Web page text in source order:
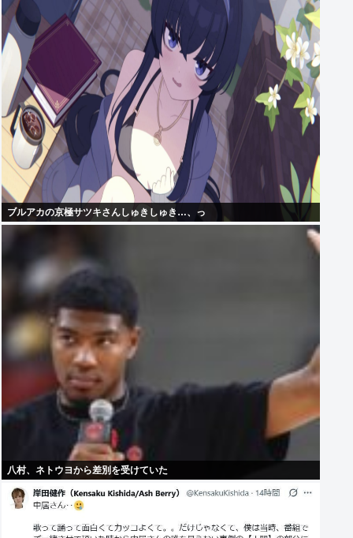
ブルアカの京極サツキさんしゅきしゅき…、っ
八村、ネトウヨから差別を受けていた